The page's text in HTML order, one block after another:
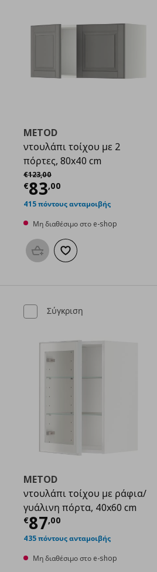
€ 109,00
METOD
ντουλάπι τοίχου με 2
πόρτες, 80x40 cm
€123,00
Αρχική τιμή
€83,00
Τρέχουσα τιμή
415 πόντους ανταμοιβής
Μη διαθέσιμο στο e-shop
Προσθήκη στο καλάθι
Προσθήκη στα αγαπημένα
€ 96,00
Σύγκριση
METOD
ντουλάπι τοίχου με ράφια/
γυάλινη πόρτα, 40x60 cm
€87,00
Τρέχουσα τιμή
435 πόντους ανταμοιβής
Μη διαθέσιμο στο e-shop